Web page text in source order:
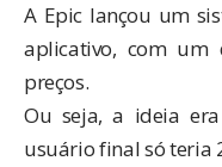
A Epic lançou um
aplicativo, com um
preços.
Ou seja, a ideia
usuário final só teria